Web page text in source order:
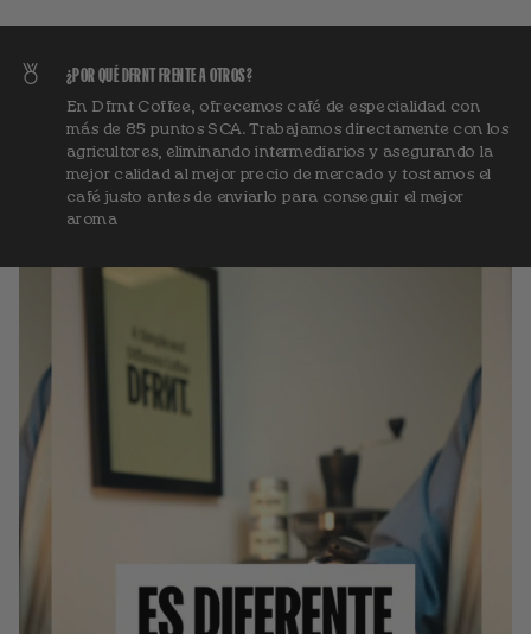
¿POR QUÉ DFRNT FRENTE A OTROS?
En Dfrnt Coffee, ofrecemos café de especialidad con
más de 85 puntos SCA. Trabajamos directamente con los
agricultores, eliminando intermediarios y asegurando la
mejor calidad al mejor precio de mercado y tostamos el
café justo antes de enviarlo para conseguir el mejor
aroma